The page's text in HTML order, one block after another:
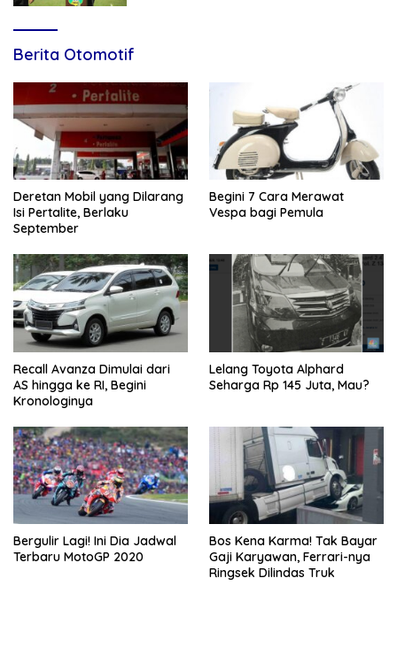
Berita Otomotif
Deretan Mobil yang Dilarang
Isi Pertalite, Berlaku
September
Begini 7 Cara Merawat
Vespa bagi Pemula
Recall Avanza Dimulai dari
AS hingga ke RI, Begini
Kronologinya
Lelang Toyota Alphard
Seharga Rp 145 Juta, Mau?
Bergulir Lagi! Ini Dia Jadwal
Terbaru MotoGP 2020
Bos Kena Karma! Tak Bayar
Gaji Karyawan, Ferrari-nya
Ringsek Dilindas Truk